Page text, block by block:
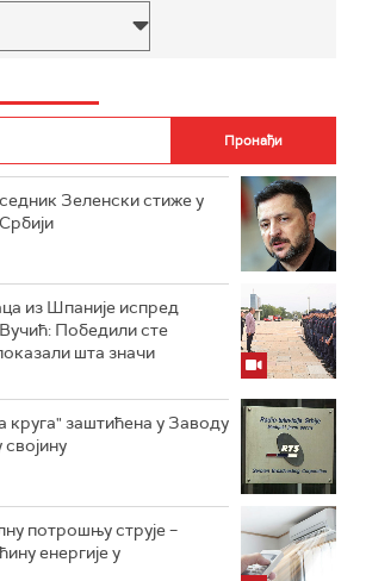
Зеленски стиже у
из Шпаније испред
Победили сте
шта значи
круга" заштићена у Заводу
потрошњу струје –
енергије у